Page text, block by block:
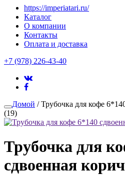
https://imperiatari.ru/
Каталог
О компании
Контакты
Оплата и доставка
+7 (978) 226-43-40
Домой / Трубочка для кофе
(19)
Трубочка для
сдвоенная